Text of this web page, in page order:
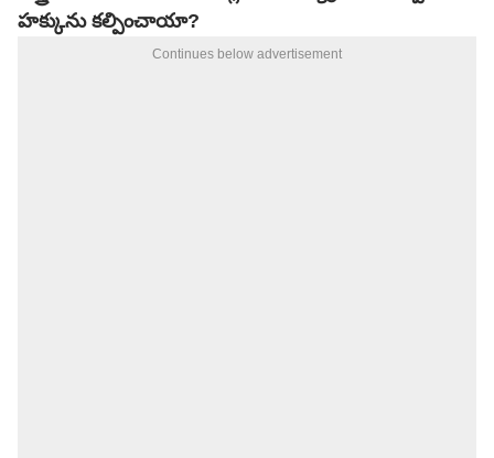
హక్కును కల్పించాయా?
Continues below advertisement